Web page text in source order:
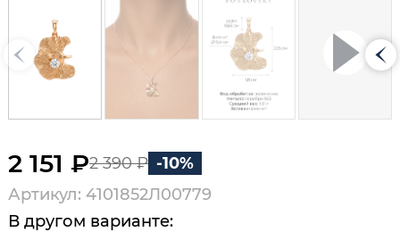
2 151 ₽2 390 ₽ -10%
Артикул: 4101852Л00779
В другом варианте: